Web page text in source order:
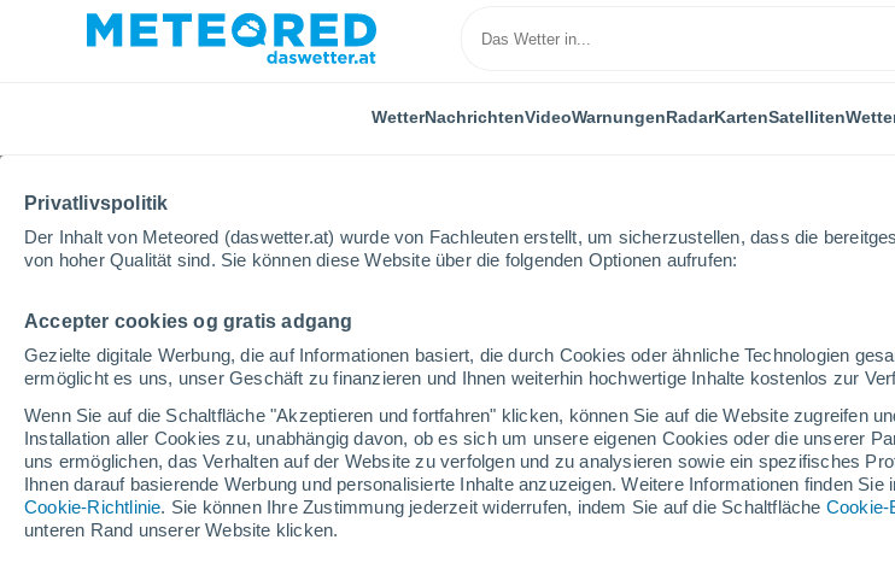
Privatlivspolitik
Der Inhalt von Meteored (daswetter.at) wurde von Fachleuten erstellt, um sicherzustellen, dass die
von hoher Qualität sind. Sie können diese Website über die folgenden Optionen aufrufen:
Accepter cookies og gratis adgang
Gezielte digitale Werbung, die auf Informationen basiert, die durch Cookies oder ähnliche Technologien
ermöglicht es uns, unser Geschäft zu finanzieren und Ihnen weiterhin hochwertige Inhalte kostenlos zur
Wenn Sie auf die Schaltfläche "Akzeptieren und fortfahren" klicken, können Sie auf die Website zugreifen
Installation aller Cookies zu, unabhängig davon, ob es sich um unsere eigenen Cookies oder die unserer
uns ermöglichen, das Verhalten auf der Website zu verfolgen und zu analysieren sowie ein spezifisches
Ihnen darauf basierende Werbung und personalisierte Inhalte anzuzeigen. Weitere Informationen finden Sie
Cookie-Richtlinie. Sie können Ihre Zustimmung jederzeit widerrufen, indem Sie auf die Schaltfläche Cookie-
unteren Rand unserer Website klicken.
WetterNachrichtenVideoWarnungenRadarKartenSatelliten
Der Fitz Roy glänzt auf der Weltkarte: Er
zu einem der besten Berge der Welt